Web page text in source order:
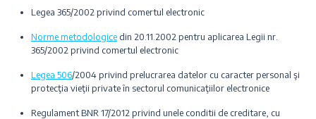
Legea 365/2002 privind comertul electronic
Norme metodologice din 20.11.2002 pentru aplicarea Legii nr.
365/2002 privind comertul electronic
Legea 506/2004 privind prelucrarea datelor cu caracter personal şi
protecţia vieţii private în sectorul comunicaţiilor electronice
Regulament BNR 17/2012 privind unele conditii de creditare, cu